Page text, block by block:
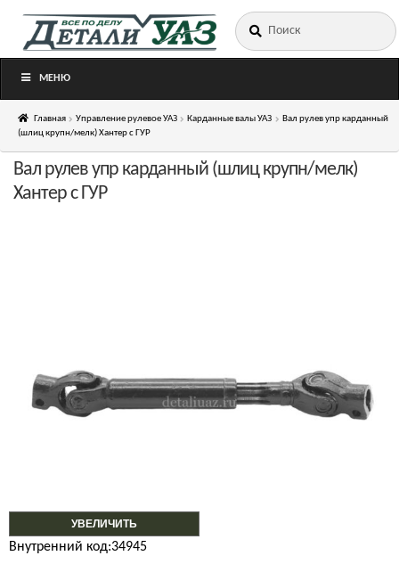
Перейти
Перейти
Искать:
МЕНЮ
Главная Управление рулевое УАЗ Карданные валы УАЗ
Вал рулев упр карданный
(шлиц крупн/мелк) Хантер с ГУР
УВЕЛИЧИТЬ
Вал рулев упр карданный (шлиц крупн/мелк)
Хантер с ГУР
Внутренний код:34945